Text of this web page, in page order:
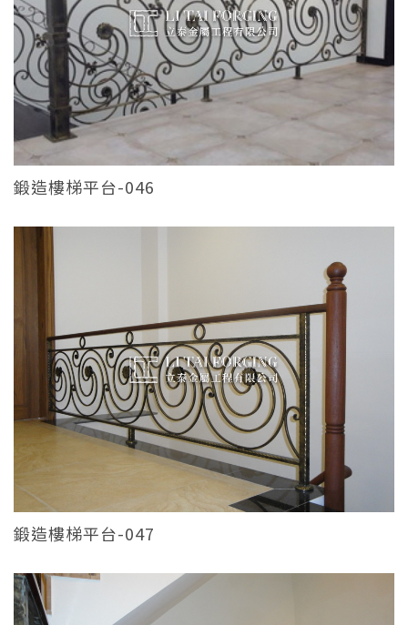
鍛造樓梯平台-046
鍛造樓梯平台-047